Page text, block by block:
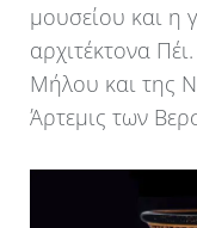
μουσείου και η
αρχιτέκτονα
Μήλου και της
Άρτεμις των